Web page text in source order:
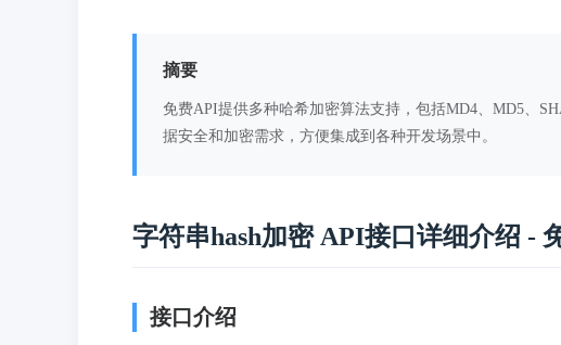
摘要
免费API提供多种哈希加密算法支持，包括MD4、MD5、
据安全和加密需求，方便集成到各种开发场景中。
字符串hash加密 API接口详细介绍 -
接口介绍